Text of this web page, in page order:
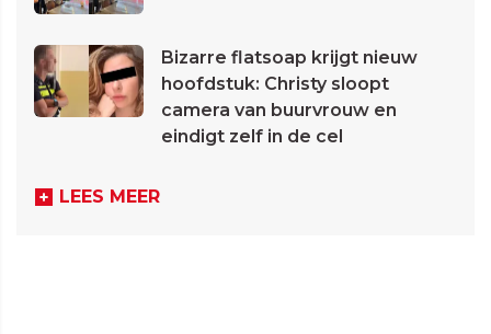
Bizarre flatsoap krijgt nieuw
hoofdstuk: Christy sloopt
camera van buurvrouw en
eindigt zelf in de cel
LEES MEER